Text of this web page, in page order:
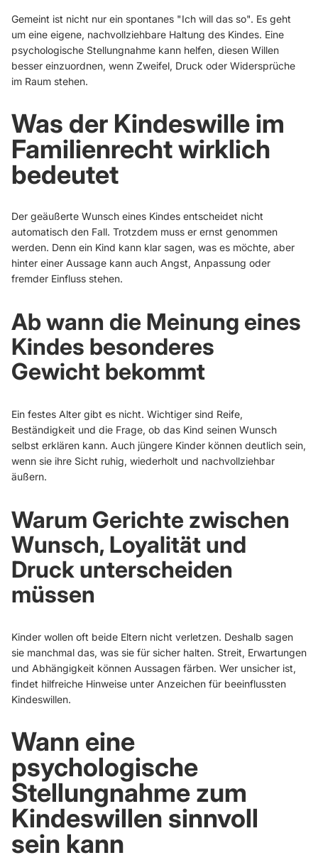
Gemeint ist nicht nur ein spontanes "Ich will das so". Es geht
um eine eigene, nachvollziehbare Haltung des Kindes. Eine
psychologische Stellungnahme kann helfen, diesen Willen
besser einzuordnen, wenn Zweifel, Druck oder Widersprüche
im Raum stehen.
Was der Kindeswille im
Familienrecht wirklich
bedeutet
Der geäußerte Wunsch eines Kindes entscheidet nicht
automatisch den Fall. Trotzdem muss er ernst genommen
werden. Denn ein Kind kann klar sagen, was es möchte, aber
hinter einer Aussage kann auch Angst, Anpassung oder
fremder Einfluss stehen.
Ab wann die Meinung eines
Kindes besonderes
Gewicht bekommt
Ein festes Alter gibt es nicht. Wichtiger sind Reife,
Beständigkeit und die Frage, ob das Kind seinen Wunsch
selbst erklären kann. Auch jüngere Kinder können deutlich sein,
wenn sie ihre Sicht ruhig, wiederholt und nachvollziehbar
äußern.
Warum Gerichte zwischen
Wunsch, Loyalität und
Druck unterscheiden
müssen
Kinder wollen oft beide Eltern nicht verletzen. Deshalb sagen
sie manchmal das, was sie für sicher halten. Streit, Erwartungen
und Abhängigkeit können Aussagen färben. Wer unsicher ist,
findet hilfreiche Hinweise unter Anzeichen für beeinflussten
Kindeswillen.
Wann eine
psychologische
Stellungnahme zum
Kindeswillen sinnvoll
sein kann